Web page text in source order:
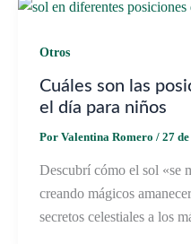
Otros
Cuáles son las
el día para niños
Por Valentina Romero / 27
Descubrí cómo el sol «se
creando mágicos
secretos celestiales a los